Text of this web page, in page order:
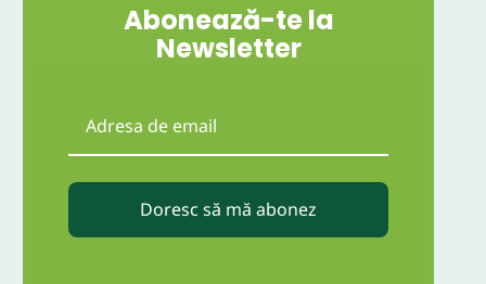
Abonează-te la
Newsletter
Doresc să mă abonez